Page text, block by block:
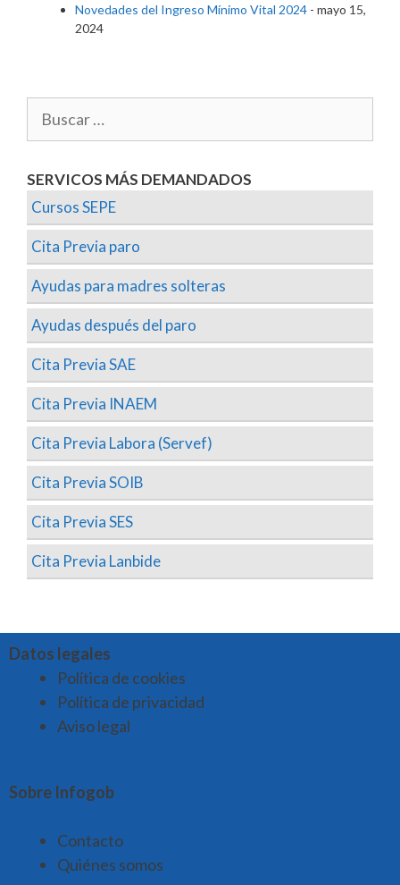
Novedades del Ingreso Mínimo Vital 2024 - mayo 15,
2024
SERVICOS MÁS DEMANDADOS
Cursos SEPE
Cita Previa paro
Ayudas para madres solteras
Ayudas después del paro
Cita Previa SAE
Cita Previa INAEM
Cita Previa Labora (Servef)
Cita Previa SOIB
Cita Previa SES
Cita Previa Lanbide
Datos legales
Política de cookies
Política de privacidad
Aviso legal
Sobre Infogob
Contacto
Quiénes somos